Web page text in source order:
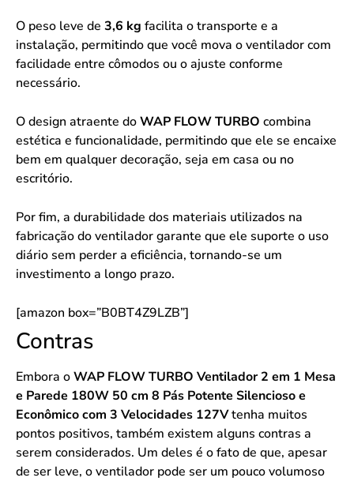
O peso leve de 3,6 kg facilita o transporte e a
instalação, permitindo que você mova o ventilador com
facilidade entre cômodos ou o ajuste conforme
necessário.
O design atraente doWAP FLOW TURBO combina
estética e funcionalidade, permitindo que ele se encaixe
bem em qualquer decoração, seja em casa ou no
escritório.
Por fim, a durabilidade dos materiais utilizados na
fabricação do ventilador garante que ele suporte o uso
diário sem perder a eficiência, tornando-se um
investimento a longo prazo.
[amazon box=”B0BT4Z9LZB”]
Contras
Embora oWAP FLOW TURBO Ventilador 2 em 1 Mesa
e Parede 180W 50 cm 8 Pás Potente Silencioso e
Econômico com 3 Velocidades 127Vtenha muitos
pontos positivos, também existem alguns contras a
serem considerados. Um deles é o fato de que, apesar
de ser leve, o ventilador pode ser um pouco volumoso